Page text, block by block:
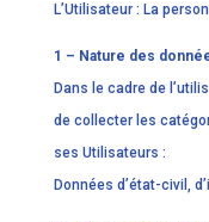
L’Utilisateur : La
1 – Nature des
Dans le cadre de
de collecter les
ses Utilisateurs :
Données d’état-civil,